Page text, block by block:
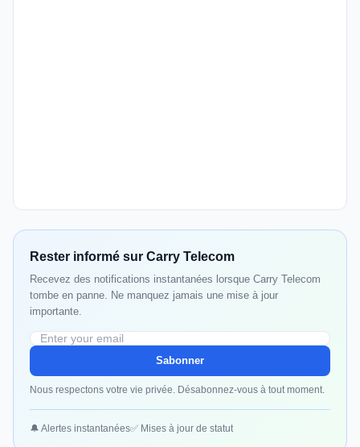
Rester informé sur Carry Telecom
Recevez des notifications instantanées lorsque Carry Telecom
tombe en panne. Ne manquez jamais une mise à jour
importante.
Sabonner
Nous respectons votre vie privée. Désabonnez-vous à tout moment.
🔔 Alertes instantanées✅ Mises à jour de statut